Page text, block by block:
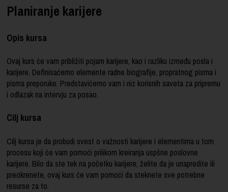
Planiranje karijere
Opis kursa
Ovaj kurs će vam približiti pojam karijere, kao i razliku između posla i
karijere. Definisaćemo elemente radne biografije, propratnog pisma i
pisma preporuke. Predstavićemo vam i niz korisnih saveta za pripremu
i odlazak na intervju za posao.
Cilj kursa
Cilj kursa je da probudi svest o važnosti karijere i elementima u tom
procesu koji će vam pomoći prilikom kreiranja uspšne poslovne
karijere. Bilo da ste tek na početku karijere, želite da je unapredite ili
preokrenete, ovaj kurs će vam pomoći da steknete sve potrebne
resurse za to.